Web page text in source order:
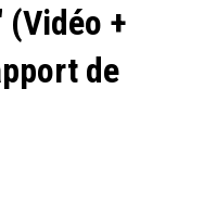
+
de